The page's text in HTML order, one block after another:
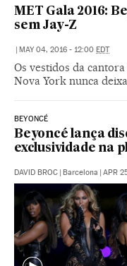
MET Gala 2016:
sem Jay-Z
| MAY 04, 2016 - 12:00 EDT
Os vestidos da
Nova York nunca
BEYONCÉ
Beyoncé lança
exclusividade na
DAVID BROC | Barcelona | APR